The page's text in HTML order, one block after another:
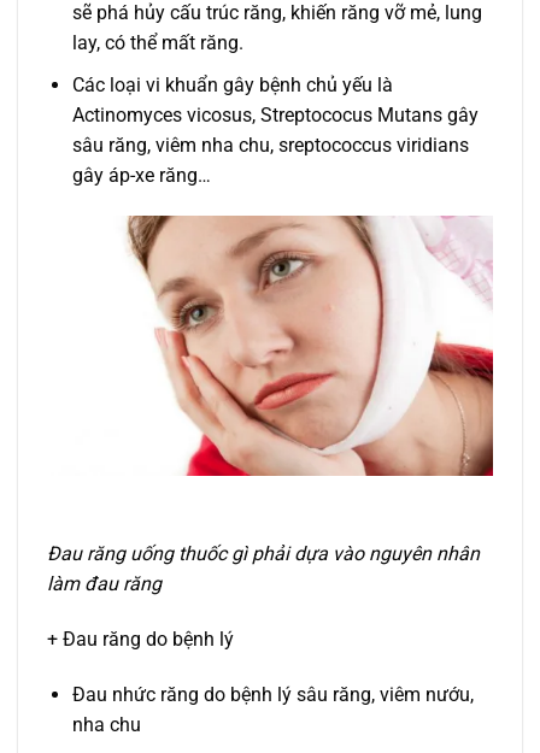
sẽ phá hủy cấu trúc răng, khiến răng vỡ mẻ, lung
lay, có thể mất răng.
Các loại vi khuẩn gây bệnh chủ yếu là
Actinomyces vicosus, Streptococus Mutans gây
sâu răng, viêm nha chu, sreptococcus viridians
gây áp-xe răng…
Đau răng uống thuốc gì phải dựa vào nguyên nhân
làm đau răng
+ Đau răng do bệnh lý
Đau nhức răng do bệnh lý sâu răng, viêm nướu,
nha chu